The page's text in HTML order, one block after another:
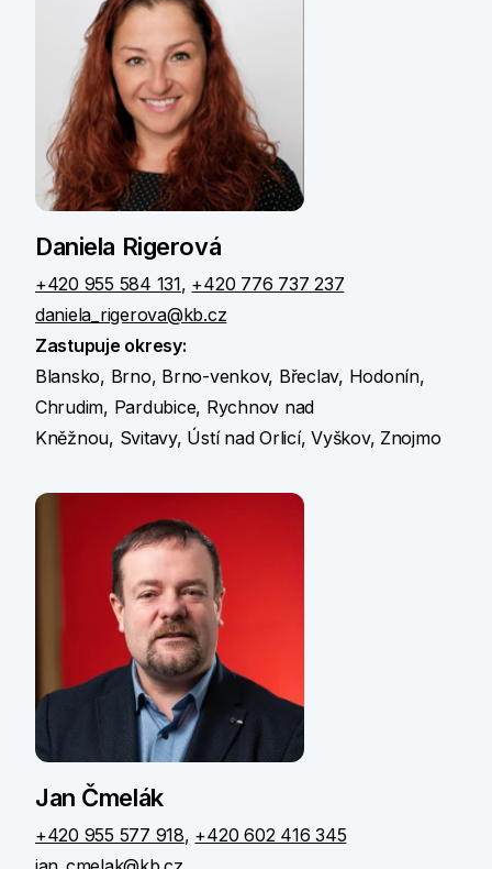
Daniela Rigerová
+420 955 584 131, +420 776 737 237
daniela_rigerova@kb.cz
Zastupuje okresy:
Blansko, Brno, Brno-venkov, Břeclav, Hodonín,
Chrudim, Pardubice, Rychnov nad
Kněžnou, Svitavy, Ústí nad Orlicí, Vyškov, Znojmo
Jan Čmelák
+420 955 577 918, +420 602 416 345